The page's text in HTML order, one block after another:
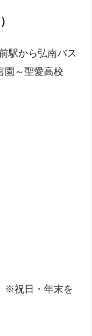
駅から弘南バス
園～聖愛高校
※祝日・年末を